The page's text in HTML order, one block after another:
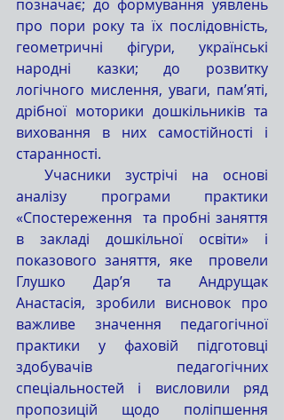
позначає; до формування уявлень
про пори року та їх послідовність,
геометричні фігури, українські
народні казки; до розвитку
логічного мислення, уваги, пам’яті,
дрібної моторики дошкільників та
виховання в них самостійності і
старанності.
аналізу програми практики
«Спостереження  та пробні заняття
в закладі дошкільної освіти» і
показового заняття, яке  провели
Глушко Дар’я та Андрущак
Анастасія, зробили висновок про
важливе значення педагогічної
практики у фаховій підготовці
здобувачів педагогічних
спеціальностей і висловили ряд
пропозицій щодо поліпшення